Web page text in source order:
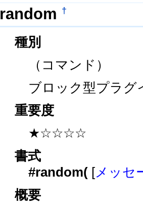
random †
種別
（コマンド）
ブロック型プラグ
重要度
★☆☆☆☆
書式
#random( [メッセ
概要